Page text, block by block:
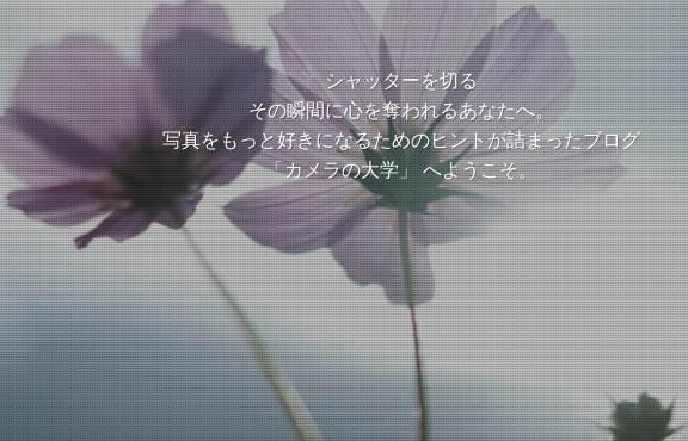
シャッターを切る
その瞬間に心を奪われるあなたへ。
写真をもっと好きになるためのヒントが詰まったブログ
「カメラの大学」 へようこそ。